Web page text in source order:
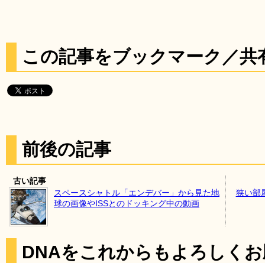
この記事をブックマーク／共
前後の記事
古い記事
スペースシャトル「エンデバー」から見た地
球の画像やISSとのドッキング中の動画
狭い部
DNAをこれからもよろしく